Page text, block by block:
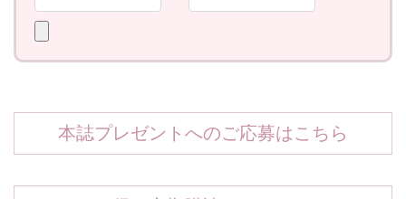
本誌プレゼントへのご応募はこちら